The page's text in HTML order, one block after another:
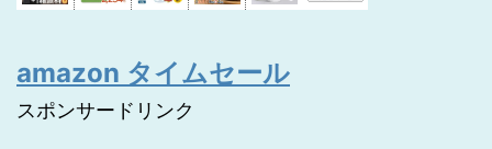
amazon タイムセール
スポンサードリンク